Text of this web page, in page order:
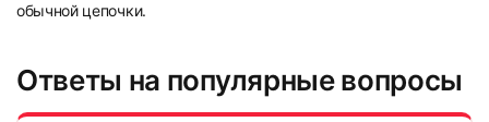
обычной цепочки.
Ответы на популярные вопросы